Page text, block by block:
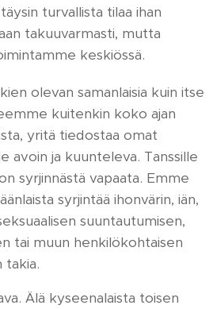
turvallista tilaa ihan
takuuvarmasti, mutta
keskiössä.
olevan samanlaisia kuin itse
kuitenkin koko ajan
yritä tiedostaa omat
avoin ja kuunteleva. Tanssille
syrjinnästä vapaata. Emme
syrjintää ihonvärin, iän,
suuntautumisen,
tai muun henkilökohtaisen
takia.
Älä kyseenalaista toisen